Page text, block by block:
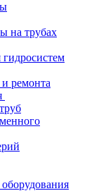
на трубах
ремонта
оборудования